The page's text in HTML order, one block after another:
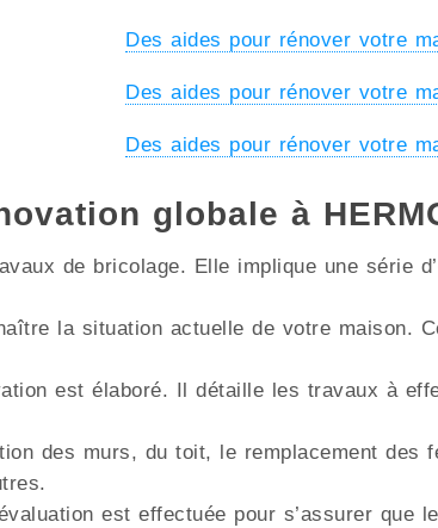
Des aides pour rénover votre
Des aides pour rénover votre
Des aides pour rénover votre
globale à
de bricolage. Elle implique une série
la situation actuelle de votre maison.
est élaboré. Il détaille les travaux à
des murs, du toit, le remplacement des
est effectuée pour s’assurer que